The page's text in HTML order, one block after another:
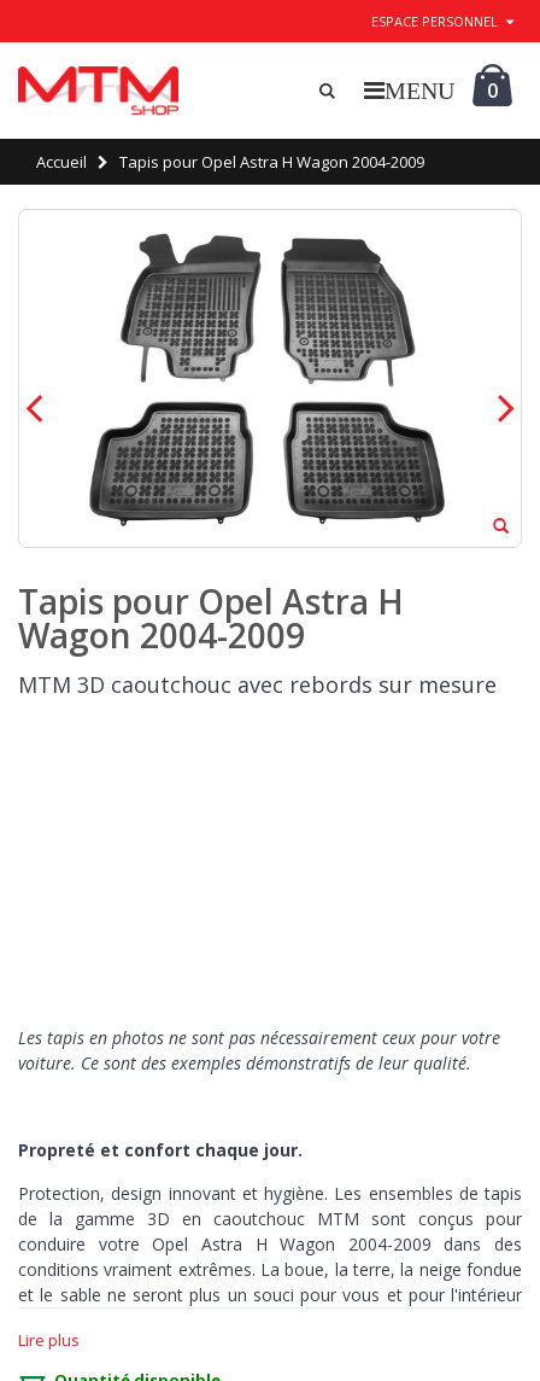
ESPACE PERSONNEL
0
Accueil Tapis pour Opel Astra H Wagon 2004-2009
Tapis pour Opel Astra H
Wagon 2004-2009
MTM 3D caoutchouc avec rebords sur mesure
Les tapis en photos ne sont pas nécessairement ceux pour votre
voiture. Ce sont des exemples démonstratifs de leur qualité.
Propreté et confort chaque jour.
Protection, design innovant et hygiène. Les ensembles de tapis
de la gamme 3D en caoutchouc MTM sont conçus pour
conduire votre Opel Astra H Wagon 2004-2009 dans des
conditions vraiment extrêmes. La boue, la terre, la neige fondue
et le sable ne seront plus un souci pour vous et pour l'intérieur
Lire plus